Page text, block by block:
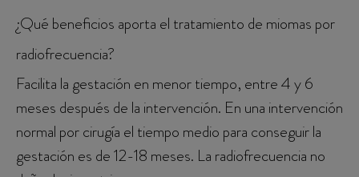
¿Qué beneficios aporta el tratamiento de miomas por
radiofrecuencia?
Facilita la gestación en menor tiempo, entre 4 y 6
meses después de la intervención. En una intervención
normal por cirugía el tiempo medio para conseguir la
gestación es de 12-18 meses. La radiofrecuencia no